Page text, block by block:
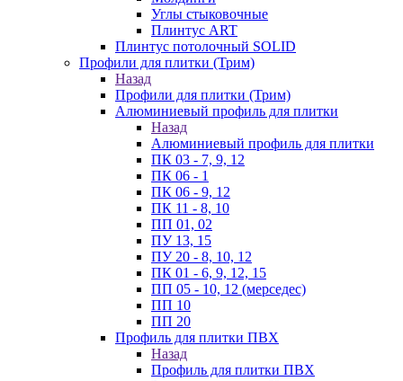
Углы стыковочные
Плинтус ART
Плинтус потолочный SOLID
Профили для плитки (Трим)
Назад
Профили для плитки (Трим)
Алюминиевый профиль для плитки
Назад
Алюминиевый профиль для плитки
ПК 03 - 7, 9, 12
ПК 06 - 1
ПК 06 - 9, 12
ПК 11 - 8, 10
ПП 01, 02
ПУ 13, 15
ПУ 20 - 8, 10, 12
ПК 01 - 6, 9, 12, 15
ПП 05 - 10, 12 (мерседес)
ПП 10
ПП 20
Профиль для плитки ПВХ
Назад
Профиль для плитки ПВХ